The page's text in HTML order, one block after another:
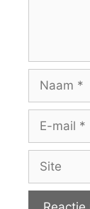
Naam
Site